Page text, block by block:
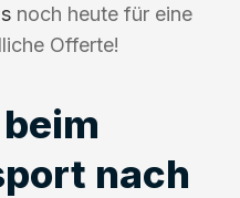
noch heute für eine
Offerte!
nach